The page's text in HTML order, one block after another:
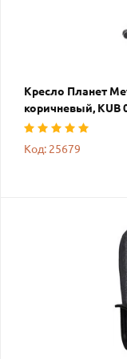
Кресло Планет
коричневый, KUB
Код: 25679